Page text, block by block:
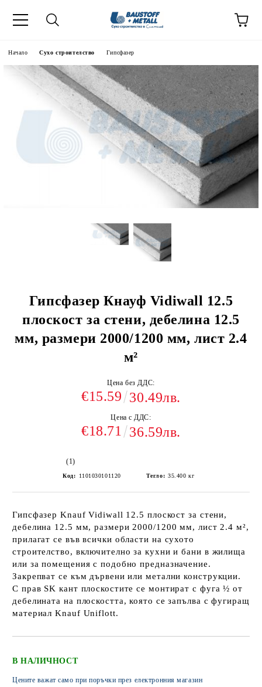
Начало Сухо строителство Гипсфазер
Гипсфазер Кнауф Vidiwall 12.5
плоскост за стени, дебелина 12.5
мм, размери 2000/1200 мм, лист 2.4
м²
Цена без ДДС:
€15.59 30.49лв.
Цена с ДДС:
€18.71 36.59лв.
(1)
Код: 1101030101120 Тегло: 35.400 кг
Гипсфазер Knauf Vidiwall 12.5 плоскост за стени,
дебелина 12.5 мм, размери 2000/1200 мм, лист 2.4 м²,
прилагат се във всички области на сухото
строителство, включително за кухни и бани в жилища
или за помещения с подобно предназначение.
Закрепват се към дървени или метални конструкции.
С прав SK кант плоскостите се монтират с фуга ½ от
дебелината на плоскостта, която се запълва с фугиращ
материал Knauf Uniflott.
В НАЛИЧНОСТ
Цените важат само при поръчки през електронния магазин